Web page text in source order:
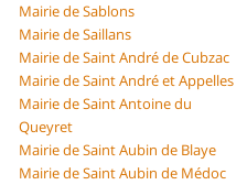
Mairie de Sablons
Mairie de Saillans
Mairie de Saint André de Cubzac
Mairie de Saint André et Appelles
Mairie de Saint Antoine du
Queyret
Mairie de Saint Aubin de Blaye
Mairie de Saint Aubin de Médoc